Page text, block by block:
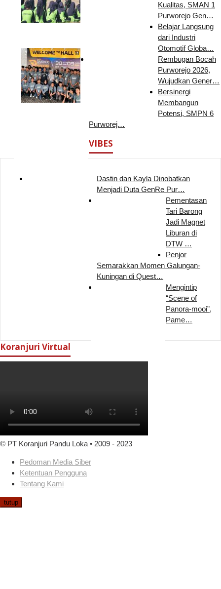
Kualitas, SMAN 1
Purworejo Gen…
Belajar Langsung
dari Industri
Otomotif Globa…
Rembugan Bocah
Purworejo 2026,
Wujudkan Gener…
Bersinergi
Membangun
Potensi, SMPN 6
Purworej…
VIBES
Dastin dan Kayla Dinobatkan
Menjadi Duta GenRe Pur…
Pementasan
Tari Barong
Jadi Magnet
Liburan di
DTW …
Penjor
Semarakkan Momen Galungan-
Kuningan di Quest…
Mengintip
“Scene of
Panora-mooi”,
Pame…
Koranjuri Virtual
© PT Koranjuri Pandu Loka • 2009 - 2023
Pedoman Media Siber
Ketentuan Pengguna
Tentang Kami
tutup